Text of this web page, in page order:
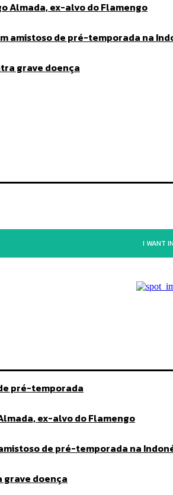
Almada, ex-alvo do Flamengo
amistoso de pré-temporada na
grave doença
I WANT IN
pré-temporada
ex-alvo do Flamengo
de pré-temporada na
grave doença